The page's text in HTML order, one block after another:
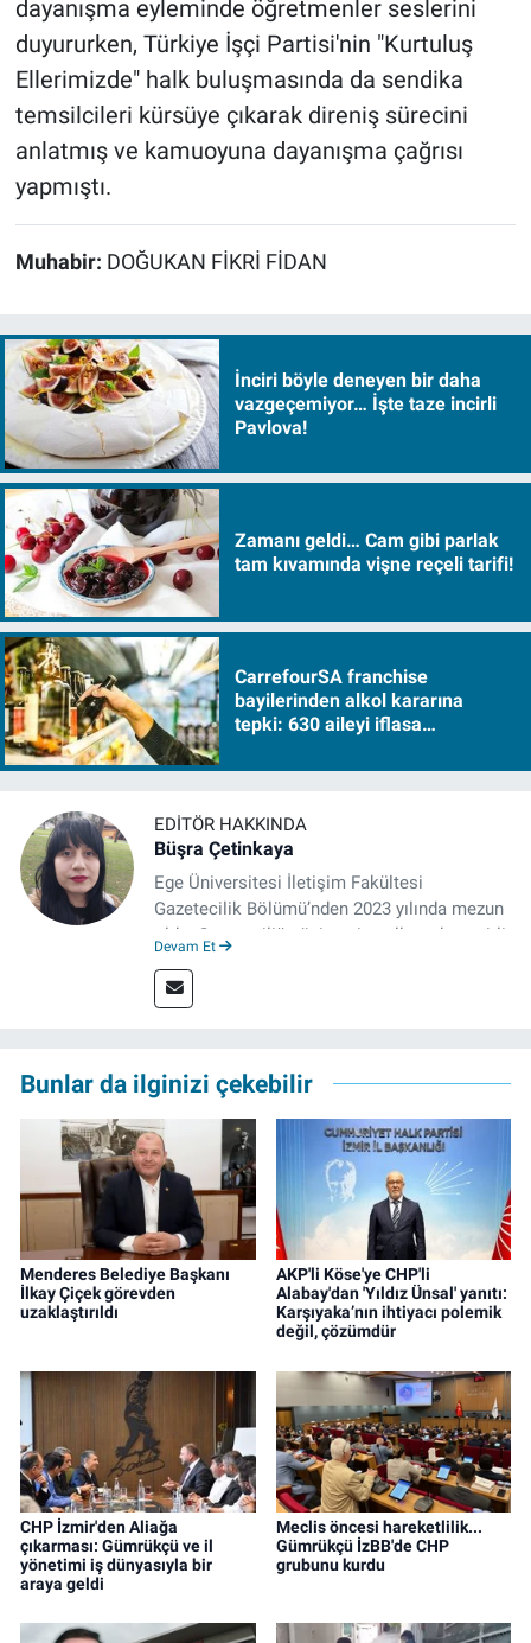
dayanışma eyleminde öğretmenler seslerini
duyururken, Türkiye İşçi Partisi'nin "Kurtuluş
Ellerimizde" halk buluşmasında da sendika
temsilcileri kürsüye çıkarak direniş sürecini
anlatmış ve kamuoyuna dayanışma çağrısı
yapmıştı.
Muhabir: DOĞUKAN FİKRİ FİDAN
İnciri böyle deneyen bir daha
vazgeçemiyor… İşte taze incirli
Pavlova!
Zamanı geldi… Cam gibi parlak
tam kıvamında vişne reçeli tarifi!
CarrefourSA franchise
bayilerinden alkol kararına
tepki: 630 aileyi iflasa
EDITÖR HAKKINDA
Büşra Çetinkaya
Ege Üniversitesi İletişim Fakültesi
Gazetecilik Bölümü’nden 2023 yılında mezun
oldu. Gazeteciliğe üniversite yıllarında çeşitli
Meslek hayatına 2023'te İzmir'de başlayan
gazeteci, halen izgazete.net’te editör olarak
Devam Et
Bunlar da ilginizi çekebilir
Menderes Belediye Başkanı
İlkay Çiçek görevden
uzaklaştırıldı
AKP'li Köse'ye CHP'li
Alabay'dan 'Yıldız Ünsal' yanıtı:
Karşıyaka’nın ihtiyacı polemik
değil, çözümdür
CHP İzmir'den Aliağa
çıkarması: Gümrükçü ve il
yönetimi iş dünyasıyla bir
araya geldi
Meclis öncesi hareketlilik...
Gümrükçü İzBB'de CHP
grubunu kurdu